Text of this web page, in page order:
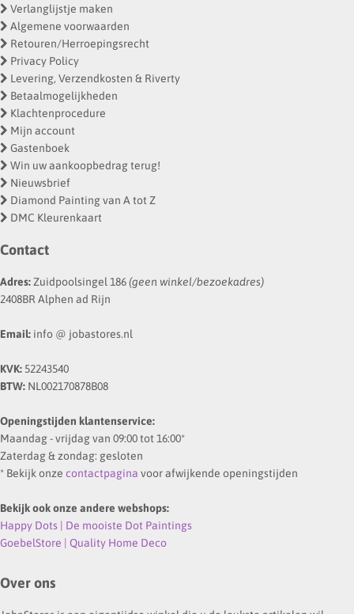
Verlanglijstje maken
Algemene voorwaarden
Retouren/Herroepingsrecht
Privacy Policy
Levering, Verzendkosten & Riverty
Betaalmogelijkheden
Klachtenprocedure
Mijn account
Gastenboek
Win uw aankoopbedrag terug!
Nieuwsbrief
Diamond Painting van A tot Z
DMC Kleurenkaart
Contact
Adres:Zuidpoolsingel 186(geen winkel/bezoekadres)
2408BR Alphen ad Rijn
Email: info @ jobastores.nl
KVK:52243540
BTW: NL002170878B08
Openingstijden klantenservice:
Maandag - vrijdag van 09:00 tot 16:00*
Zaterdag & zondag: gesloten
* Bekijk onze contactpagina voor afwijkende openingstijden
Bekijk ook onze andere webshops:
Happy Dots | De mooiste Dot Paintings
GoebelStore | Quality Home Deco
Over ons